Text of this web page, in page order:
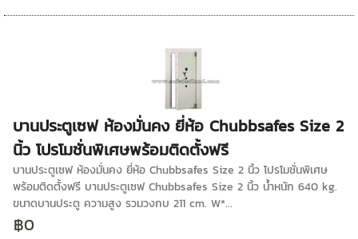
บานประตูเซฟ ห้องมั่นคง ยี่ห้อ Chubbsafes Size 2
นิ้ว โปรโมชั่นพิเศษพร้อมติดตั้งฟรี
บานประตูเซฟ ห้องมั่นคง ยี่ห้อ Chubbsafes Size 2 นิ้ว โปรโมชั่นพิเศษ
พร้อมติดตั้งฟรี บานประตูเซฟ Chubbsafes Size 2 นิ้ว น้ำหนัก 640 kg.
ขนาดบานประตู ความสูง รวมวงกบ 211 cm. W*...
฿0